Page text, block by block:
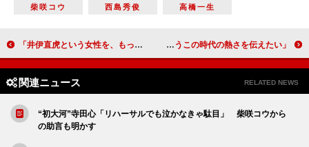
柴咲コウ
西島秀俊 高橋一生
「井伊直虎という女性を、もっと知りたいと思うようになりました」高橋ひかる（高瀬）【「おんな城主 直虎」インタビュー】 「人々が助け合うこの時代の熱さを伝えたい」竜星涼（綿引正義）【「ひよっこ」インタビュー】
関連ニュース RELATED NEWS
“初大河”寺田心「リハーサルでも泣かなきゃ駄目」 柴咲コウから
の助言も明かす